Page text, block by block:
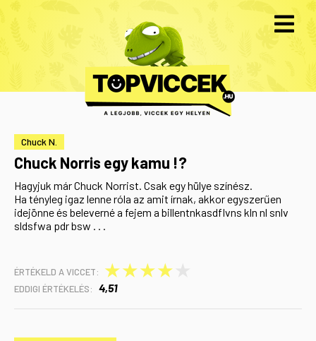
Chuck N.
Chuck Norris egy kamu !?
Hagyjuk már Chuck Norrist. Csak egy hülye színész.
Ha tényleg igaz lenne róla az amit írnak, akkor egyszerűen
idejönne és beleverné a fejem a billentnkasdflvns kln nl snlv
sldsfwa pdr bsw . . .
ÉRTÉKELD A VICCET: ★
★
★
★
EDDIGI ÉRTÉKELÉS: 4,51